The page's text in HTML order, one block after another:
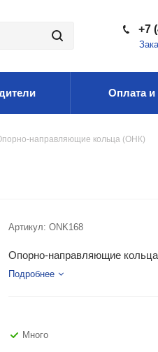
+7
Оплата и
направляющие кольца (ОНК)
Артикул: ONK168
Опорно-направляющие
Подробнее
Много